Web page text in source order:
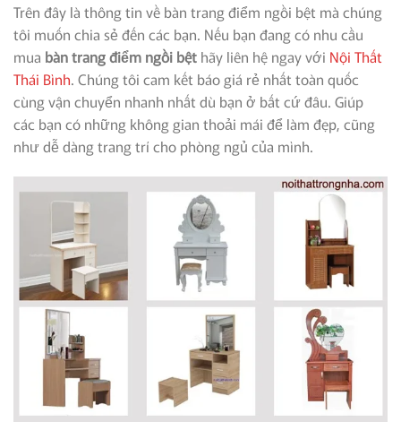
Trên đây là thông tin về bàn trang điểm ngồi bệt mà chúng
tôi muốn chia sẻ đến các bạn. Nếu bạn đang có nhu cầu
mua bàn trang điểm ngồi bệt hãy liên hệ ngay với Nội Thất
Thái Bình. Chúng tôi cam kết báo giá rẻ nhất toàn quốc
cùng vận chuyển nhanh nhất dù bạn ở bất cứ đâu. Giúp
các bạn có những không gian thoải mái để làm đẹp, cũng
như dễ dàng trang trí cho phòng ngủ của mình.